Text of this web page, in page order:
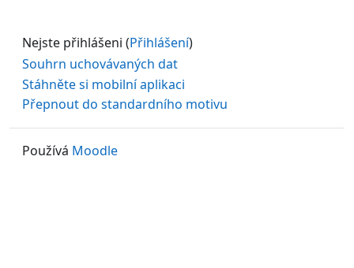
Nejste přihlášeni (Přihlášení)
Souhrn uchovávaných dat
Stáhněte si mobilní aplikaci
Přepnout do standardního motivu
Používá Moodle